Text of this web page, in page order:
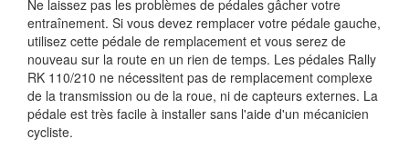
Ne laissez pas les problèmes de pédales gâcher votre
entraînement. Si vous devez remplacer votre pédale gauche,
utilisez cette pédale de remplacement et vous serez de
nouveau sur la route en un rien de temps. Les pédales Rally
RK 110/210 ne nécessitent pas de remplacement complexe
de la transmission ou de la roue, ni de capteurs externes. La
pédale est très facile à installer sans l'aide d'un mécanicien
cycliste.